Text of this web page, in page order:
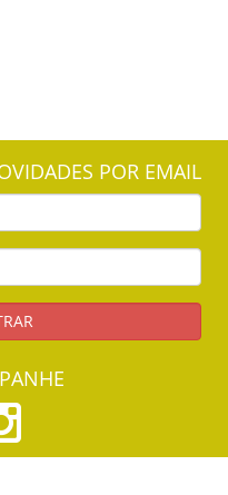
POR EMAIL